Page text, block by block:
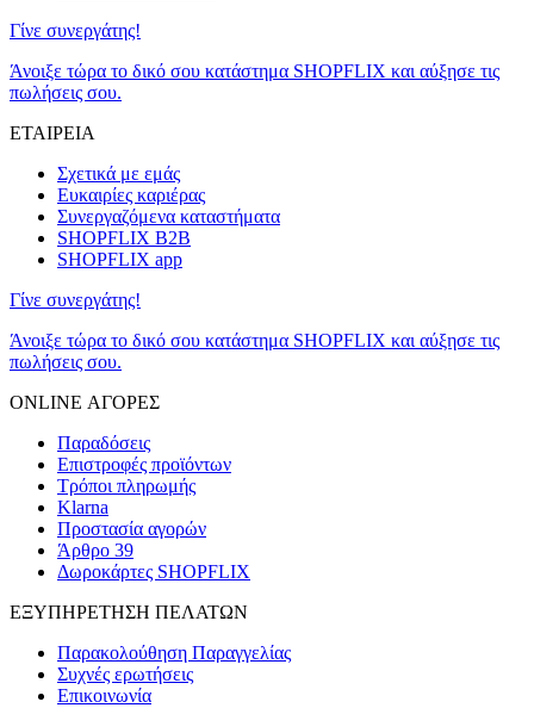
Γίνε συνεργάτης!
Άνοιξε τώρα το δικό σου κατάστημα SHOPFLIX και αύξησε τις
πωλήσεις σου.
ΕΤΑΙΡΕΙΑ
Σχετικά με εμάς
Ευκαιρίες καριέρας
Συνεργαζόμενα καταστήματα
SHOPFLIX B2B
SHOPFLIX app
Γίνε συνεργάτης!
Άνοιξε τώρα το δικό σου κατάστημα SHOPFLIX και αύξησε τις
πωλήσεις σου.
ONLINE ΑΓΟΡΕΣ
Παραδόσεις
Επιστροφές προϊόντων
Τρόποι πληρωμής
Klarna
Προστασία αγορών
Άρθρο 39
Δωροκάρτες SHOPFLIX
ΕΞΥΠΗΡΕΤΗΣΗ ΠΕΛΑΤΩΝ
Παρακολούθηση Παραγγελίας
Συχνές ερωτήσεις
Επικοινωνία